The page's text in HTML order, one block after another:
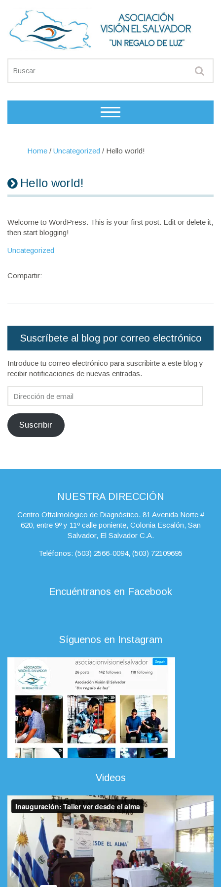
Home / Uncategorized / Hello world!
Hello world!
Welcome to WordPress. This is your first post. Edit or delete it,
then start blogging!
Uncategorized
Compartir:
Suscríbete al blog por correo electrónico
Introduce tu correo electrónico para suscribirte a este blog y
recibir notificaciones de nuevas entradas.
de
email
Suscribir
NUESTRA DIRECCIÓN
Centro Oftalmológico de Diagnóstico. 81 Avenida Norte #
620, entre 9º y 11º calle poniente, Colonia Escalón, San
Salvador, El Salvador C.A.
Teléfonos: (503) 2566-0094, (503) 72109695
Encuéntranos en Facebook
Síguenos en Instagram
Videos